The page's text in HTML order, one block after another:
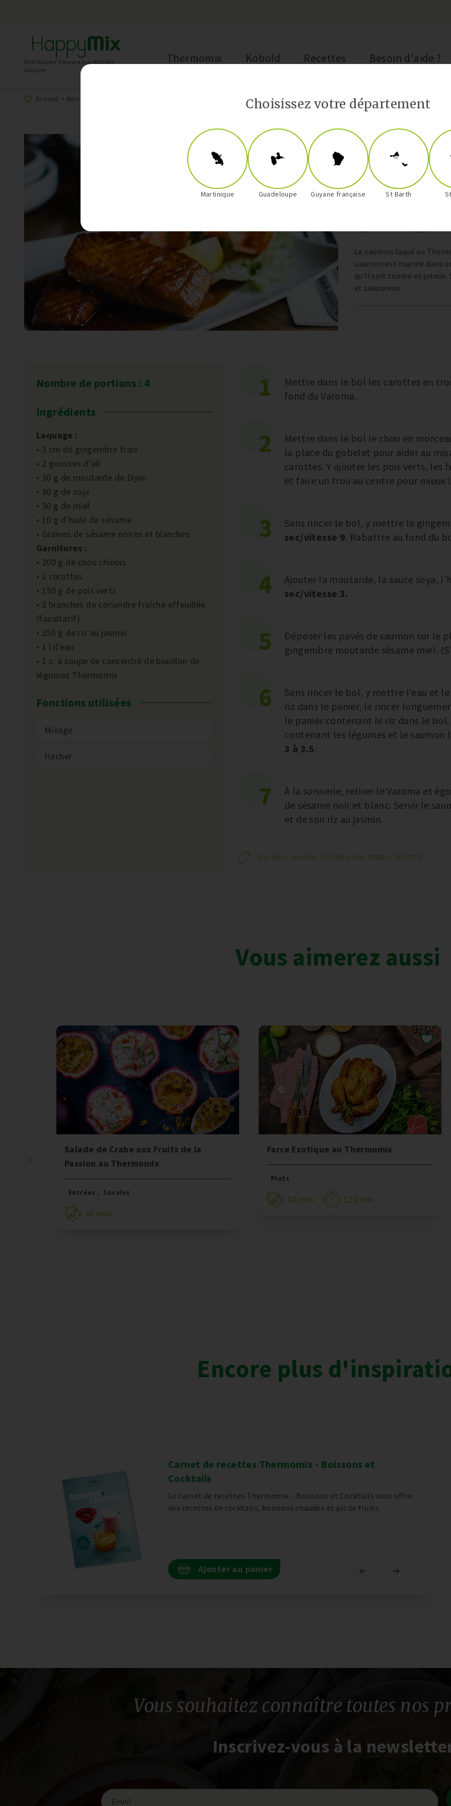
Distributeur Vorwerk aux Antilles-
Guyane
Thermomix Kobold Recettes Besoin d'aide ?
Accueil > Nos recettes
Plats
Saumon
Le saumon laqué au
saumon est mariné dans
qu'il soit tendre et juteux.
et savoureux.
Nombre de portions : 4
Ingrédients
Laquage :
• 3 cm de gingembre frais
• 2 gousses d'ail
• 30 g de moutarde de Dijon
• 30 g de soja
• 50 g de miel
• 10 g d'huile de sésame
• Graines de sésame noires et blanches
Garnitures :
• 200 g de chou chinois
• 2 carottes
• 150 g de pois verts
• 3 branches de coriandre fraîche effeuillée
(facultatif)
• 250 g de riz au jasmin
• 1 l d'eau
• 1 c. à soupe de concentré de bouillon de
légumes Thermomix
Fonctions utilisées
Mixage
Hacher
1 Mettre dans le bol les carottes en
fond du Varoma.
2 Mettre dans le bol le chou en
la place du gobelet pour aider au
carottes. Y ajouter les pois verts, les
et faire un trou au centre pour mieux
3 Sans rincer le bol, y mettre le
sec/vitesse 9. Rabattre au fond du
4 Ajouter la moutarde, la sauce soya,
sec/vitesse 3.
5
Déposer les pavés de saumon sur le
gingembre moutarde sésame miel.
6
Sans rincer le bol, y mettre l'eau et
riz dans le panier, le rincer
le panier contenant le riz dans le
contenant les légumes et le saumon
3 à 3.5.
7
À la sonnerie, retirer le Varoma et
de sésame noir et blanc. Servir le
et de son riz au jasmin.
RIZ, MIEL, SAUMON, LEGUMES, MOUTARDE, CAROTTES
Vous aimerez aussi
Salade de Crabe aux Fruits de la
Passion au Thermomix
Entrées , Locales
30 min
Farce Exotique au Thermomix
Plats
10 min 120 min
Encore plus
Carnet de recettes Thermomix - Boissons et
Cocktails
Le carnet de recettes Thermomix - Boissons et Cocktails vous offre
des recettes de cocktails, boissons chaudes et jus de fruits.
Ajouter au panier
Vous souhaitez connaître toutes nos
Inscrivez-vous à la
Choisissez votre département
Martinique Guadeloupe Guyane française St Barth